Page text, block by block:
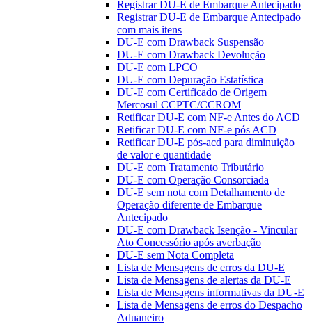
Registrar DU-E de Embarque Antecipado
Registrar DU-E de Embarque Antecipado
com mais itens
DU-E com Drawback Suspensão
DU-E com Drawback Devolução
DU-E com LPCO
DU-E com Depuração Estatística
DU-E com Certificado de Origem
Mercosul CCPTC/CCROM
Retificar DU-E com NF-e Antes do ACD
Retificar DU-E com NF-e pós ACD
Retificar DU-E pós-acd para diminuição
de valor e quantidade
DU-E com Tratamento Tributário
DU-E com Operação Consorciada
DU-E sem nota com Detalhamento de
Operação diferente de Embarque
Antecipado
DU-E com Drawback Isenção - Vincular
Ato Concessório após averbação
DU-E sem Nota Completa
Lista de Mensagens de erros da DU-E
Lista de Mensagens de alertas da DU-E
Lista de Mensagens informativas da DU-E
Lista de Mensagens de erros do Despacho
Aduaneiro